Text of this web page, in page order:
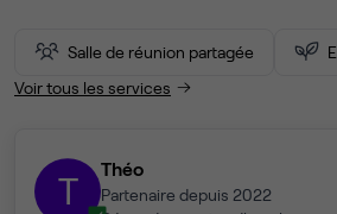
Salle de réunion partagée
Voir tous les services
T Théo
Partenaire depuis 2022